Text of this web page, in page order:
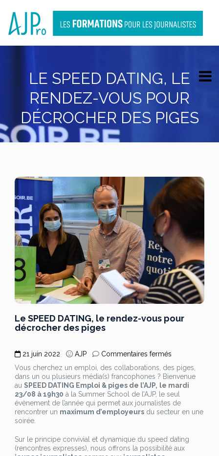
LE SPEED DATING, LE
RENDEZ-VOUS POUR
DÉCROCHER DES PIGES
Le SPEED DATING, le rendez-vous pour
décrocher des piges
21 juin 2022 AJP Commentaires fermés
SPEED
DATING,
le
rendez-
vous
pour
piges
Vous cherchez un emploi, des collaborations, des piges,
dans un ou plusieurs média(s) francophones ? Bienvenue
au SPEED DATING Emploi & piges de l’AJP, le mardi
23/08 à 19h30 à la Summer School de l’AJP, le seul
évènement de l’année qui permet aux journalistes de
rencontrer un maximum d’employeurs du secteur en une
soirée.
Sur le principe convivial et dynamique du speed dating
(rencontres expresses), nous offrons la possibilité aux